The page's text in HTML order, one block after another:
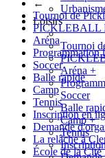
←
Tournoi de
PICKLEBALL
Aréna
Programmation
Soccer
Balle rapide
Camp
Tennis
Inscription en
Demande
La relâche à
École de la Cité
Loisirs
Tournoi
Aréna +
Soccer
Balle
Camp+
Tennis